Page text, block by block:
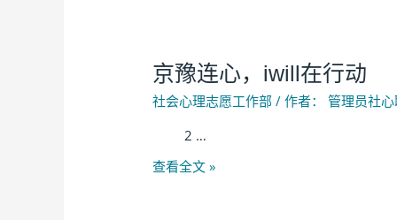
京豫连心，iwill在行动
社会心理志愿工作部 / 作者：
管理员社
2 …
查看全文 »